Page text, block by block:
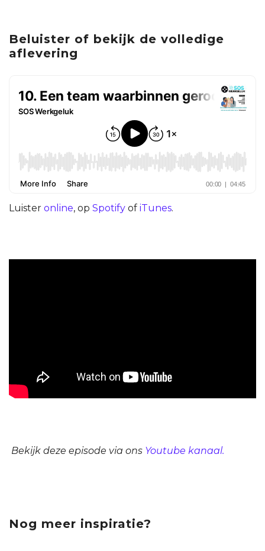
Beluister of bekijk de volledige
aflevering
Luister online, op Spotify of iTunes.
Bekijk deze episode via ons Youtube kanaal.
Nog meer inspiratie?